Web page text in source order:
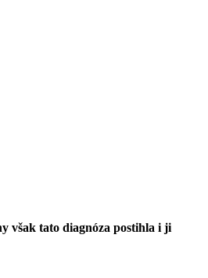
však tato diagnóza postihla i ji